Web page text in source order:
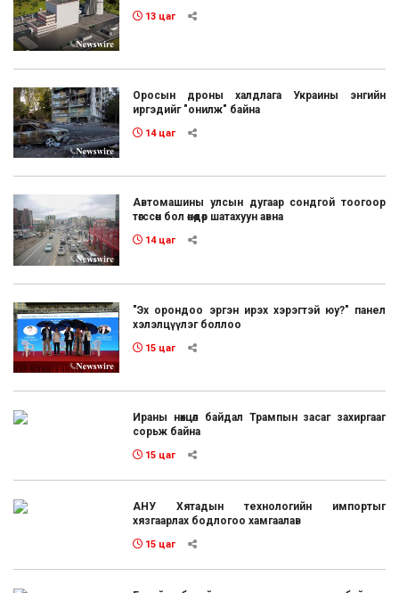
13 цаг
Оросын дроны халдлага Украины энгийн
иргэдийг "онилж" байна
14 цаг
Автомашины улсын дугаар сондгой тоогоор
төгссөн бол өнөөдөр шатахуун авна
14 цаг
"Эх орондоо эргэн ирэх хэрэгтэй юу?" панел
хэлэлцүүлэг боллоо
15 цаг
Ираны нөхцөл байдал Трампын засаг захиргааг
сорьж байна
15 цаг
АНУ Хятадын технологийн импортыг
хязгаарлах бодлогоо хамгаалав
15 цаг